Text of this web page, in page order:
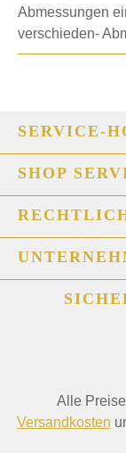
Abmessungen
verschieden-
SERVICE-
SHOP
Alle
Versandkosten